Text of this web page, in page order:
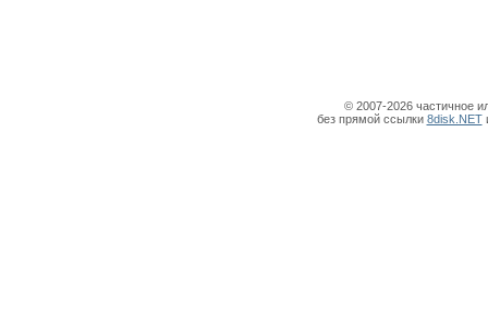
© 2007-2026 частичное
без прямой ссылки 8disk.NET